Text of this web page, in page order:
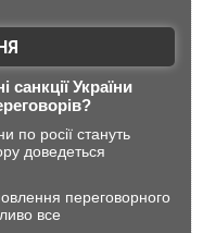
України
по росії стануть
доведеться
переговорного
все